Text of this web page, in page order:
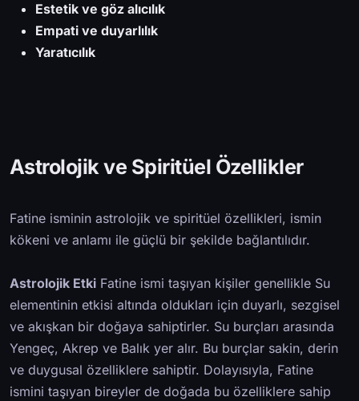
Estetik ve göz alıcılık
Empati ve duyarlılık
Yaratıcılık
Astrolojik ve Spiritüel Özellikler
Fatine isminin astrolojik ve spiritüel özellikleri, ismin
kökeni ve anlamı ile güçlü bir şekilde bağlantılıdır.
Astrolojik Etki Fatine ismi taşıyan kişiler genellikle Su
elementinin etkisi altında oldukları için duyarlı, sezgisel
ve akışkan bir doğaya sahiptirler. Su burçları arasında
Yengeç, Akrep ve Balık yer alır. Bu burçlar sakin, derin
ve duygusal özelliklere sahiptir. Dolayısıyla, Fatine
ismini taşıyan bireyler de doğada bu özelliklere sahip